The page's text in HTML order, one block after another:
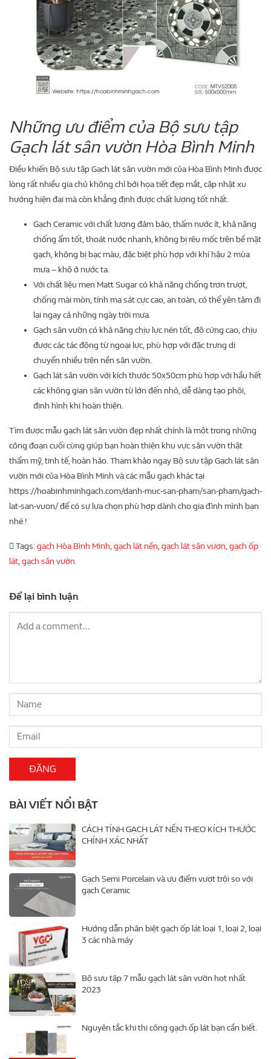
Những ưu điểm của Bộ sưu tập
Gạch lát sân vườn Hòa Bình Minh
Điều khiến Bộ sưu tập Gạch lát sân vườn mới của Hòa Bình Minh được
lòng rất nhiều gia chủ không chỉ bởi họa tiết đẹp mắt, cập nhật xu
hướng hiện đại mà còn khẳng định được chất lượng tốt nhất.
Gạch Ceramic với chất lượng đảm bảo, thấm nước ít, khả năng
chống ẩm tốt, thoát nước nhanh, không bị rêu mốc trên bề mặt
gạch, không bị bạc màu, đặc biệt phù hợp với khí hậu 2 mùa
mưa – khô ở nước ta.
Với chất liệu men Matt Sugar có khả năng chống trơn trượt,
chống mài mòn, tính ma sát cực cao, an toàn, có thể yên tâm đi
lại ngay cả những ngày trời mưa.
Gạch sân vườn có khả năng chịu lực nén tốt, độ cứng cao, chịu
được các tác động từ ngoại lực, phù hợp với đặc trưng di
chuyển nhiều trên nền sân vườn.
Gạch lát sân vườn với kích thước 50x50cm phù hợp với hầu hết
các không gian sân vườn từ lớn đến nhỏ, dễ dàng tạo phôi,
định hình khi hoàn thiện.
Tìm được mẫu gạch lát sân vườn đẹp nhất chính là một trong những
công đoạn cuối cùng giúp bạn hoàn thiện khu vực sân vườn thật
thẩm mỹ, tinh tế, hoàn hảo. Tham khảo ngay Bộ sưu tập Gạch lát sân
vườn mới của Hòa Bình Minh và các mẫu gạch khác tại
https://hoabinhminhgach.com/danh-muc-san-pham/san-pham/gach-
lat-san-vuon/ để có sự lựa chọn phù hợp dành cho gia đình mình bạn
nhé !
Tags:gạch Hòa Bình Minh,gạch lát nền,gạch lát sân vươn,gạch ốp
lát,gạch sân vườn
Để lại bình luận
BÀI VIẾT NỔI BẬT
CÁCH TÍNH GẠCH LÁT NỀN THEO KÍCH THƯỚC
CHÍNH XÁC NHẤT
Gạch Semi Porcelain và ưu điểm vượt trội so với
gạch Ceramic
Hướng dẫn phân biệt gạch ốp lát loại 1, loại 2, loại
3 các nhà máy
Bộ sưu tập 7 mẫu gạch lát sân vườn hot nhất
2023
Nguyên tắc khi thi công gạch ốp lát bạn cần biết.